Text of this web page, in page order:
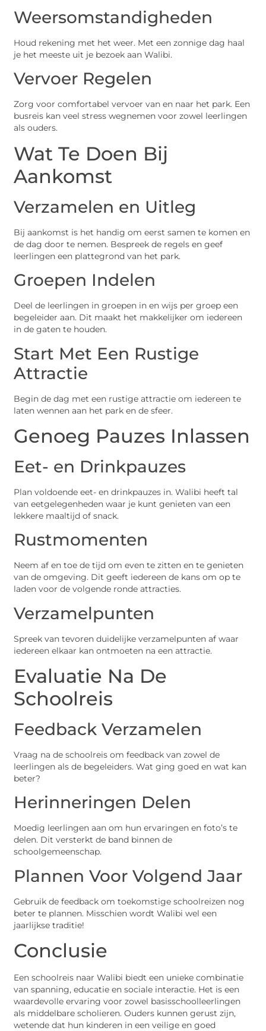
Weersomstandigheden
Houd rekening met het weer. Met een zonnige dag haal
je het meeste uit je bezoek aan Walibi.
Vervoer Regelen
Zorg voor comfortabel vervoer van en naar het park. Een
busreis kan veel stress wegnemen voor zowel leerlingen
als ouders.
Wat Te Doen Bij
Aankomst
Verzamelen en Uitleg
Bij aankomst is het handig om eerst samen te komen en
de dag door te nemen. Bespreek de regels en geef
leerlingen een plattegrond van het park.
Groepen Indelen
Deel de leerlingen in groepen in en wijs per groep een
begeleider aan. Dit maakt het makkelijker om iedereen
in de gaten te houden.
Start Met Een Rustige
Attractie
Begin de dag met een rustige attractie om iedereen te
laten wennen aan het park en de sfeer.
Genoeg Pauzes Inlassen
Eet- en Drinkpauzes
Plan voldoende eet- en drinkpauzes in. Walibi heeft tal
van eetgelegenheden waar je kunt genieten van een
lekkere maaltijd of snack.
Rustmomenten
Neem af en toe de tijd om even te zitten en te genieten
van de omgeving. Dit geeft iedereen de kans om op te
laden voor de volgende ronde attracties.
Verzamelpunten
Spreek van tevoren duidelijke verzamelpunten af waar
iedereen elkaar kan ontmoeten na een attractie.
Evaluatie Na De
Schoolreis
Feedback Verzamelen
Vraag na de schoolreis om feedback van zowel de
leerlingen als de begeleiders. Wat ging goed en wat kan
beter?
Herinneringen Delen
Moedig leerlingen aan om hun ervaringen en foto’s te
delen. Dit versterkt de band binnen de
schoolgemeenschap.
Plannen Voor Volgend Jaar
Gebruik de feedback om toekomstige schoolreizen nog
beter te plannen. Misschien wordt Walibi wel een
jaarlijkse traditie!
Conclusie
Een schoolreis naar Walibi biedt een unieke combinatie
van spanning, educatie en sociale interactie. Het is een
waardevolle ervaring voor zowel basisschoolleerlingen
als middelbare scholieren. Ouders kunnen gerust zijn,
wetende dat hun kinderen in een veilige en goed